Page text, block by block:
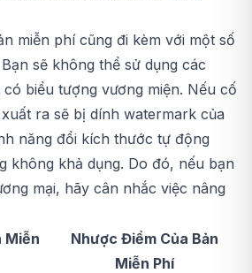
miễn phí cũng đi kèm với một số
sẽ không thể sử dụng các
biểu tượng vương miện. Nếu cố
ra sẽ bị dính watermark của
năng đổi kích thước tự động
không khả dụng. Do đó, nếu bạn
mại, hãy cân nhắc việc nâng
Miễn
Nhược Điểm Của Bản
Miễn Phí